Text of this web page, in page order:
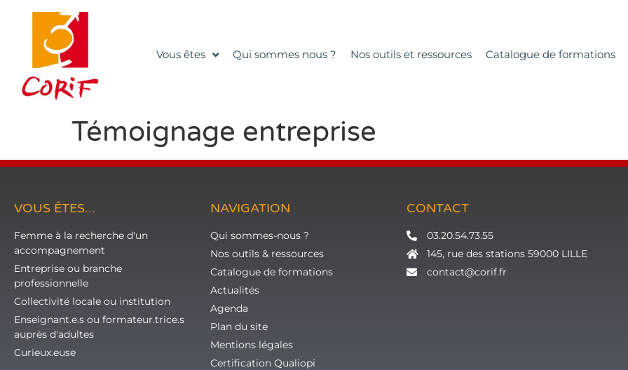
Vous êtes Qui sommes nous ? Nos outils et ressources Catalogue de formations
Témoignage entreprise
VOUS ÊTES...
Femme à la recherche d'un
accompagnement
Entreprise ou branche
professionnelle
Collectivité locale ou institution
Enseignant.e.s ou formateur.trice.s
auprès d'adultes
Curieux.euse
NAVIGATION
Qui sommes-nous ?
Nos outils & ressources
Catalogue de formations
Actualités
Agenda
Plan du site
Mentions légales
Certification Qualiopi
CONTACT
03.20.54.73.55
145, rue des stations 59000 LILLE
contact@corif.fr